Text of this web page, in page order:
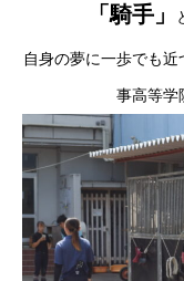
「騎手」
自身の夢に一歩でも
事高等学